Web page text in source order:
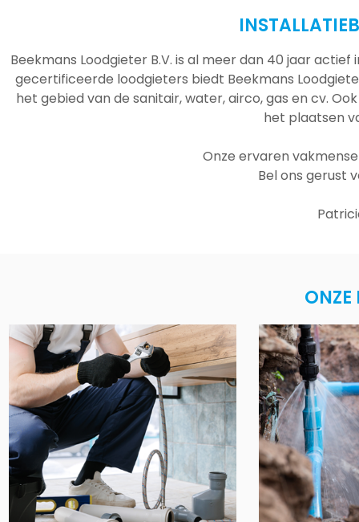
Beekmans Loodgieter B.V. is al meer dan 40 jaar
gecertificeerde loodgieters biedt Beekmans
het gebied van de sanitair, water, airco, gas en cv.
het plaatsen
Onze ervaren
Bel ons gerust
ONZE